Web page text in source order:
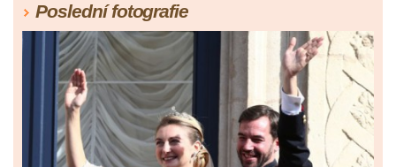
Poslední fotografie